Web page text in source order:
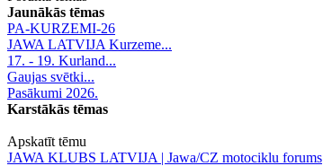
Jaunākās tēmas
PA-KURZEMI-26
JAWA LATVIJA Kurzeme...
17. - 19. Kurland...
Gaujas svētki...
Pasākumi 2026.
Karstākās tēmas
Apskatīt tēmu
JAWA KLUBS LATVIJA | Jawa/CZ motociklu forums